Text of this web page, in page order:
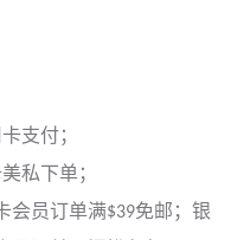
支付；
私下单；
会员订单满$39免邮；银